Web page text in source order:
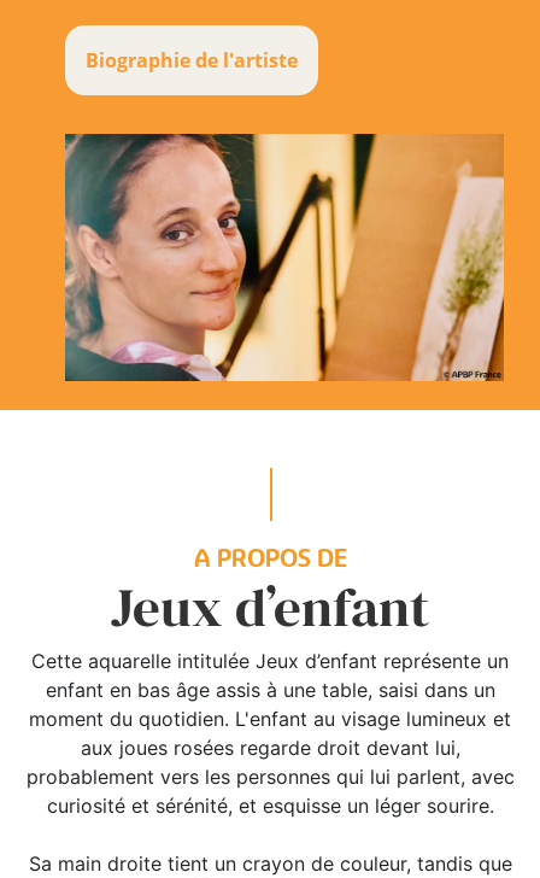
Biographie de l'artiste
A PROPOS DE
Jeux d’enfant
Cette aquarelle intitulée Jeux d’enfant représente un
enfant en bas âge assis à une table, saisi dans un
moment du quotidien. L'enfant au visage lumineux et
aux joues rosées regarde droit devant lui,
probablement vers les personnes qui lui parlent, avec
curiosité et sérénité, et esquisse un léger sourire.
Sa main droite tient un crayon de couleur, tandis que